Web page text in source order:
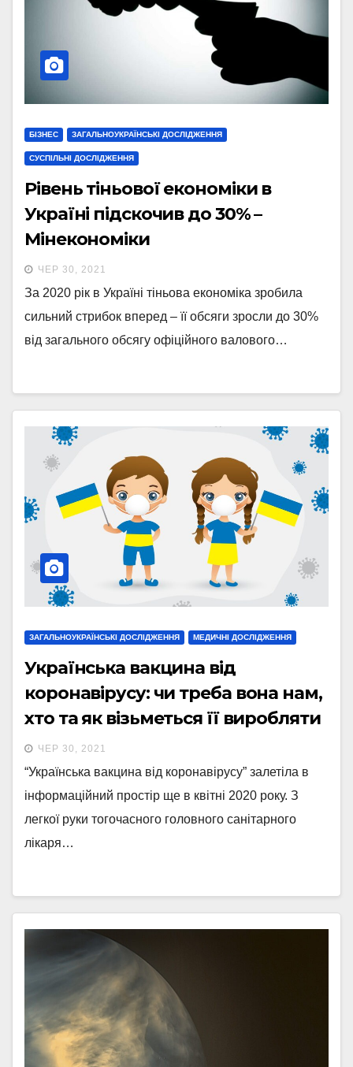
БІЗНЕС ЗАГАЛЬНОУКРАЇНСЬКІ ДОСЛІДЖЕННЯ
СУСПІЛЬНІ ДОСЛІДЖЕННЯ
Рівень тіньової економіки в
Україні підскочив до 30% –
Мінекономіки
ЧЕР 30, 2021
За 2020 рік в Україні тіньова економіка зробила
сильний стрибок вперед – її обсяги зросли до 30%
від загального обсягу офіційного валового…
ЗАГАЛЬНОУКРАЇНСЬКІ ДОСЛІДЖЕННЯ МЕДИЧНІ ДОСЛІДЖЕННЯ
Українська вакцина від
коронавірусу: чи треба вона нам,
хто та як візьметься її виробляти
ЧЕР 30, 2021
“Українська вакцина від коронавірусу” залетіла в
інформаційний простір ще в квітні 2020 року. З
легкої руки тогочасного головного санітарного
лікаря…